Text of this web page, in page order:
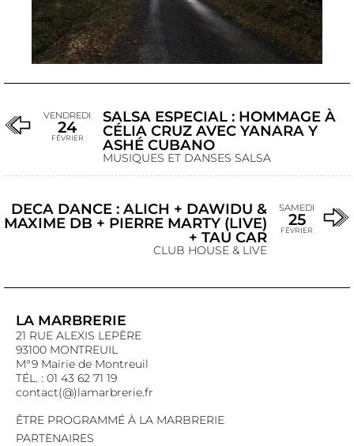
VENDREDI
24
FÉVRIER
SALSA ESPECIAL : HOMMAGE À
CÉLIA CRUZ AVEC YANARA Y
ASHÉ CUBANO
MUSIQUES ET DANSES SALSA
DECA DANCE : ALICH + DAWIDU &
MAXIME DB + PIERRE MARTY (LIVE)
+ TAU CAR
CLUB HOUSE & LIVE
SAMEDI
25
FÉVRIER
LA MARBRERIE
21 RUE ALEXIS LEPÈRE
93100 MONTREUIL
M°9 Mairie de Montreuil
TÉL. : 01 43 62 71 19
contact(@)lamarbrerie.fr
ÊTRE PROGRAMMÉ À LA MARBRERIE
PARTENAIRES